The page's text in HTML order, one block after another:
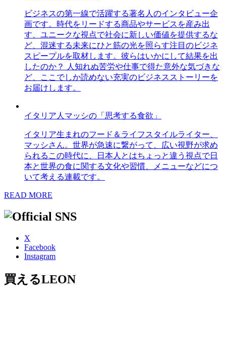
ビジネスの第一線で活躍する著名人のインタビュー企
画です。時代をリードする商品やサービスを産み出
す、ユニークな視点で社会に新しい価値を提供するな
ど、混迷する未来にひと筋の光を照らす注目のビジネ
スピープルを取材します。彼らはいかにして結果を出
したのか？ 人知れぬ苦労や仕事で得た意外な気づきな
ど、ここでしか読めない充実のビジネスストーリーを
お届けします。
イタリア人マッシの「思考する食欲」
イタリア生まれのフード＆ライフスタイルライター、
マッシさん。世界が急速に繋がって、広い視野が求め
られるこの時代に、日本人とはちょっと違う視点で日
本と世界の食に関する文化や習慣、メニューなどにつ
いて考える連載です。
READ MORE
X
Facebook
Instagram
買えるLEON